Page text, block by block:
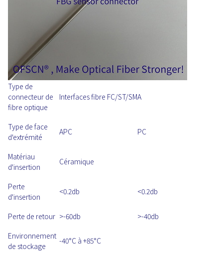
Type de
connecteur de
fibre optique
Interfaces fibre FC/ST/SMA
Type de face
d'extrémité
APC PC
Matériau
d'insertion
Céramique
Perte
d'insertion
<0.2db <0.2db
Perte de retour >-60db
>-40db
Environnement
de stockage
-40°C à +85°C